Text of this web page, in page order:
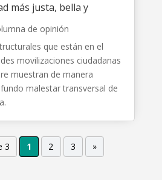
más justa, bella y
de opinión
que están en el
movilizaciones ciudadanas
muestran de manera
malestar transversal de
3 1 2 3 »